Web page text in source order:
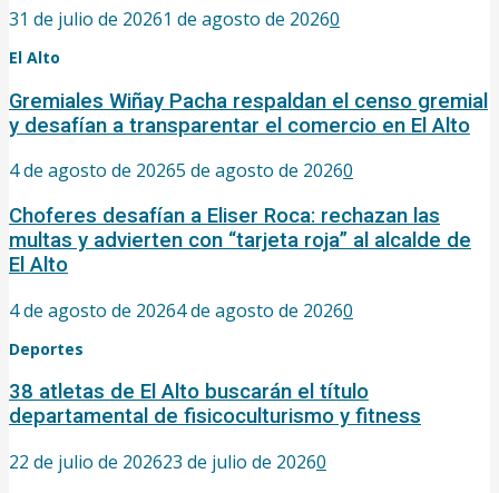
31 de julio de 20261 de agosto de 20260
El Alto
Gremiales Wiñay Pacha respaldan el censo gremial
y desafían a transparentar el comercio en El Alto
4 de agosto de 20265 de agosto de 20260
Choferes desafían a Eliser Roca: rechazan las
multas y advierten con “tarjeta roja” al alcalde de
El Alto
4 de agosto de 20264 de agosto de 20260
Deportes
38 atletas de El Alto buscarán el título
departamental de fisicoculturismo y fitness
22 de julio de 202623 de julio de 20260